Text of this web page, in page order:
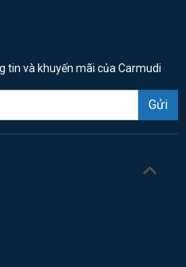
tin và khuyến mãi của Carmudi
Gửi